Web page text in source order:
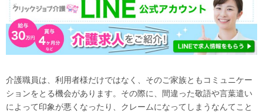
介護職員は、利用者様だけではなく、そのご家族ともコミュニケー
ションをとる機会があります。その際に、間違った敬語や言葉遣い
によって印象が悪くなったり、クレームになってしまうなんてこと